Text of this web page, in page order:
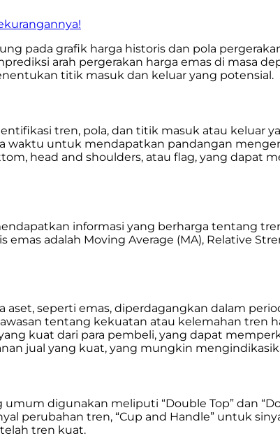
pada grafik harga historis dan pola
arah pergerakan harga emas di masa
titik masuk dan keluar yang potensial.
tren, pola, dan titik masuk atau keluar
waktu untuk mendapatkan pandangan
head and shoulders, atau flag, yang dapat
informasi yang berharga tentang
adalah Moving Average (MA), Relative
aset, seperti emas, diperdagangkan dalam
tentang kekuatan atau kelemahan tren
kuat dari para pembeli, yang dapat
jual yang kuat, yang mungkin
digunakan meliputi “Double Top” dan
perubahan tren, “Cup and Handle” untuk
tren kuat.